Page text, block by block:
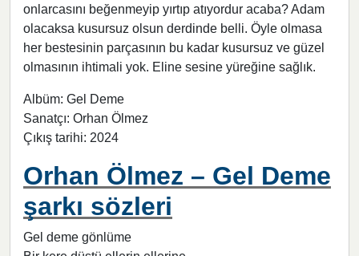
onlarcasını beğenmeyip yırtıp atıyordur acaba? Adam
olacaksa kusursuz olsun derdinde belli. Öyle olmasa
her bestesinin parçasının bu kadar kusursuz ve güzel
olmasının ihtimali yok. Eline sesine yüreğine sağlık.
Albüm: Gel Deme
Sanatçı: Orhan Ölmez
Çıkış tarihi: 2024
Orhan Ölmez – Gel Deme
şarkı sözleri
Gel deme gönlüme